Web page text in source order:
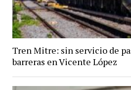
Tren Mitre: sin servicio de
barreras en Vicente López